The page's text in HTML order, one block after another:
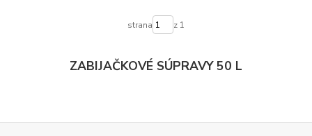
strana z 1
ZABIJAČKOVÉ SÚPRAVY 50 L